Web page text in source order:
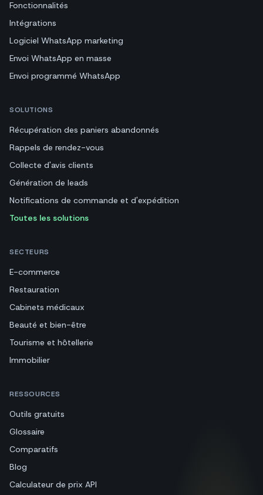
Fonctionnalités
Intégrations
Logiciel WhatsApp marketing
Envoi WhatsApp en masse
Envoi programmé WhatsApp
SOLUTIONS
Récupération des paniers abandonnés
Rappels de rendez-vous
Collecte d'avis clients
Génération de leads
Notifications de commande et d'expédition
Toutes les solutions
SECTEURS
E-commerce
Restauration
Cabinets médicaux
Beauté et bien-être
Tourisme et hôtellerie
Immobilier
RESSOURCES
Outils gratuits
Glossaire
Comparatifs
Blog
Calculateur de prix API